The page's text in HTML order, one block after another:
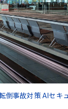
倒事故対策 AIセキ